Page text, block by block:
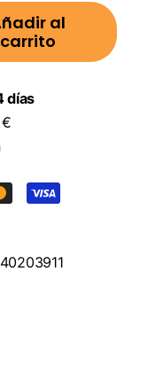
al
carrito
días